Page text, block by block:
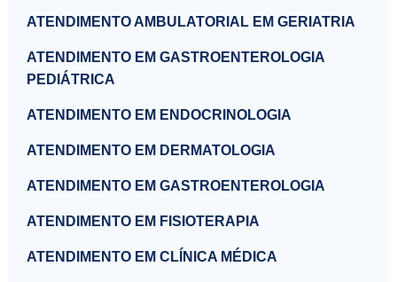
ATENDIMENTO AMBULATORIAL EM GERIATRIA
ATENDIMENTO EM GASTROENTEROLOGIA
PEDIÁTRICA
ATENDIMENTO EM ENDOCRINOLOGIA
ATENDIMENTO EM DERMATOLOGIA
ATENDIMENTO EM GASTROENTEROLOGIA
ATENDIMENTO EM FISIOTERAPIA
ATENDIMENTO EM CLÍNICA MÉDICA